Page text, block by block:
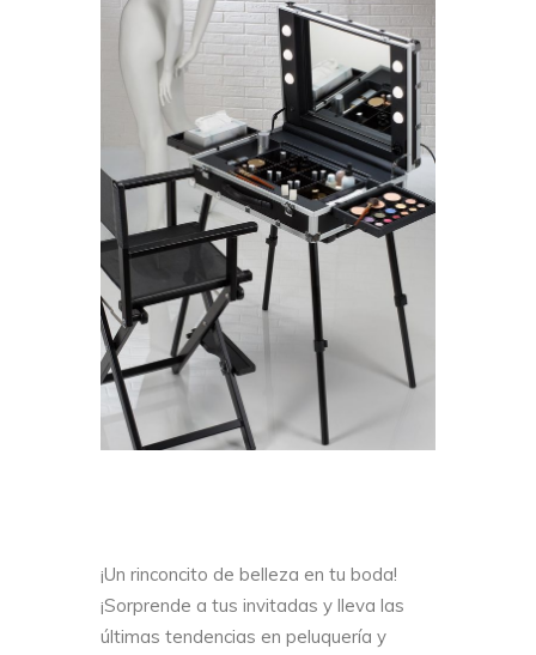
¡Un rinconcito de belleza en tu boda!
¡Sorprende a tus invitadas y lleva las
últimas tendencias en peluquería y